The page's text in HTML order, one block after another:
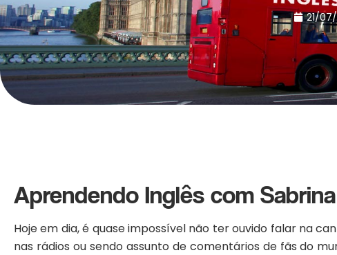
21/
Aprendendo Inglês com
Hoje em dia, é quase impossível não ter ouvido falar na
nas rádios ou sendo assunto de comentários de fãs do